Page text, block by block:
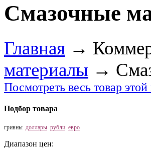
Смазочные
Главная →
материалы →
Посмотреть весь товар этой
Подбор товара
гривны доллары рубли евро
Диапазон цен: